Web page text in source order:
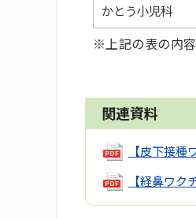
かとう小児科
※上記の表の内容
関連資料
【皮下接
【経鼻ワ